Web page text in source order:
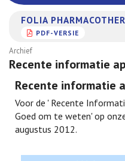
FOLIA
PDF-VERSIE
Archief
Recente informatie
Recente informatie
Voor de ' Recente
Goed om te weten' op
augustus 2012.